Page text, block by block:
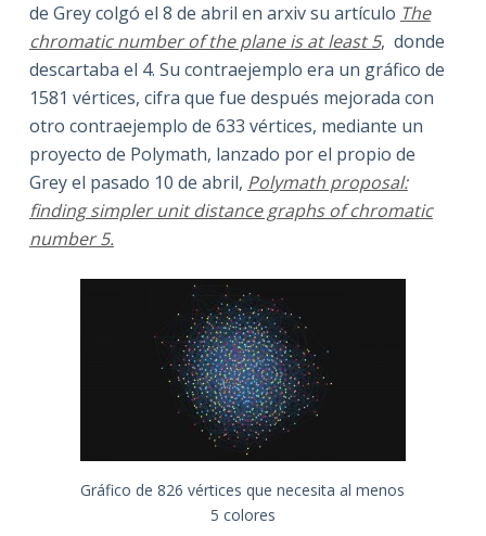
de Grey colgó el 8 de abril en arxiv su artículo The
chromatic number of the plane is at least 5, donde
descartaba el 4. Su contraejemplo era un gráfico de
1581 vértices, cifra que fue después mejorada con
otro contraejemplo de 633 vértices, mediante un
proyecto de Polymath, lanzado por el propio de
Grey el pasado 10 de abril, Polymath proposal:
finding simpler unit distance graphs of chromatic
number 5.
Gráfico de 826 vértices que necesita al menos
5 colores